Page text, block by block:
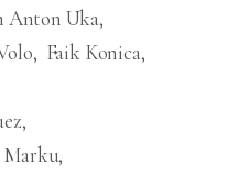
Anton Uka
Faik Konica